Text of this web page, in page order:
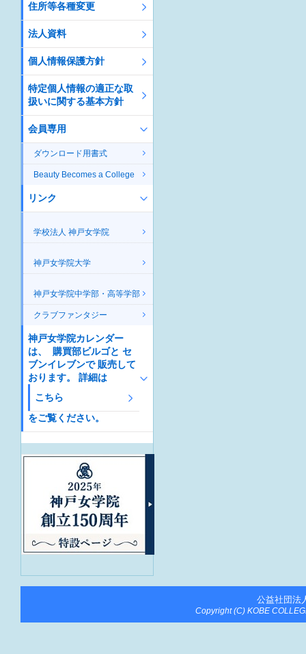
住所等各種変更
法人資料
個人情報保護方針
特定個人情報の適正な取
扱いに関する基本方針
会員専用
ダウンロード用書式
Beauty Becomes a College
リンク
学校法人 神戸女学院
神戸女学院大学
神戸女学院中学部・高等学部
クラブファンタジー
神戸女学院カレンダー
は、 購買部ビルゴと セ
ブンイレブンで 販売して
おります。 詳細は
こちら
をご覧ください。
公益社団法
Copyright (C) KOBE